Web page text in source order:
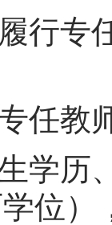
行
任
学
位）